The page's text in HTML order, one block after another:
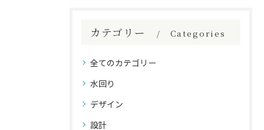
カテゴリー Categories
全てのカテゴリー
水回り
デザイン
設計